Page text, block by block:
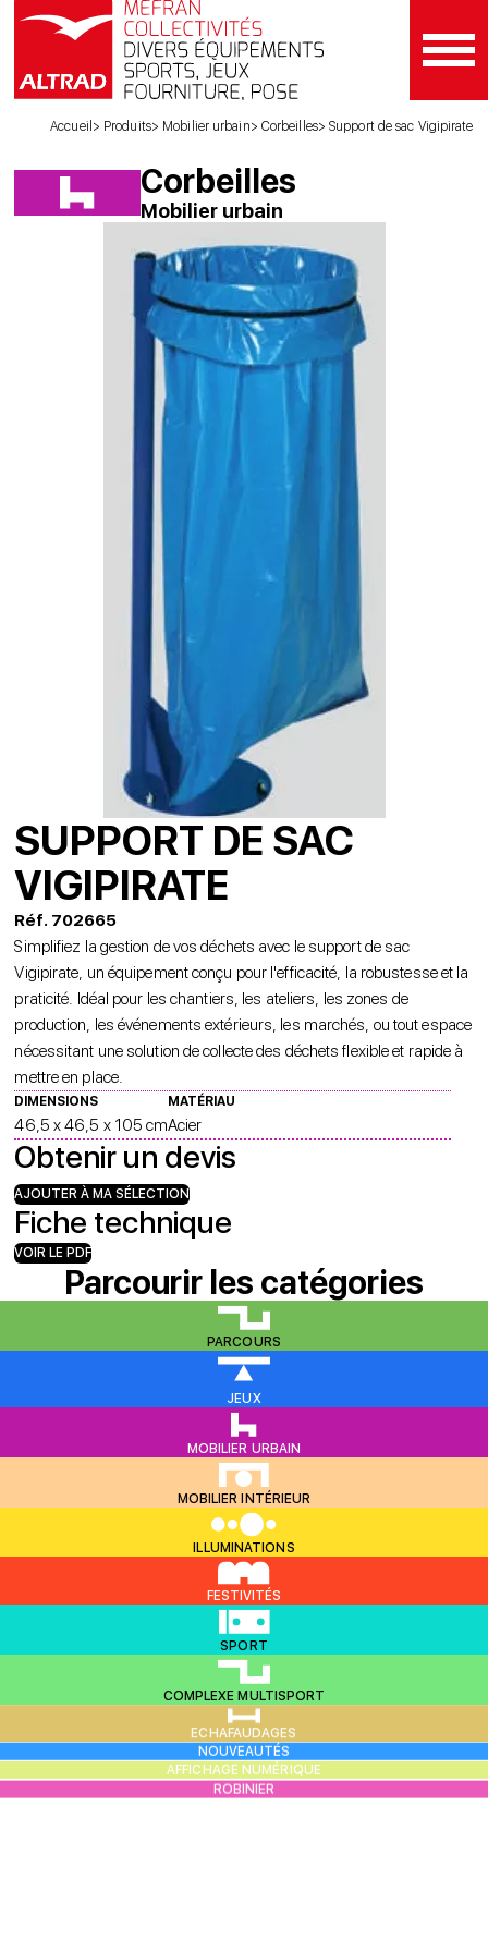
Accueil Produits Mobilier urbain Corbeilles Support de sac Vigipirate
Corbeilles
Mobilier urbain
SUPPORT DE SAC
VIGIPIRATE
Réf. 702665
Simplifiez la gestion de vos déchets avec le support de sac
Vigipirate, un équipement conçu pour l'efficacité, la robustesse et la
praticité. Idéal pour les chantiers, les ateliers, les zones de
production, les événements extérieurs, les marchés, ou tout espace
nécessitant une solution de collecte des déchets flexible et rapide à
mettre en place.
DIMENSIONS
46,5 x 46,5 x 105 cm
MATÉRIAU
Acier
Obtenir un devis
AJOUTER À MA SÉLECTION
Fiche technique
VOIR LE PDF
Parcourir les catégories
PARCOURS
JEUX
MOBILIER URBAIN
MOBILIER INTÉRIEUR
ILLUMINATIONS
FESTIVITÉS
SPORT
COMPLEXE MULTISPORT
ECHAFAUDAGES
NOUVEAUTÉS
AFFICHAGE NUMÉRIQUE
ROBINIER